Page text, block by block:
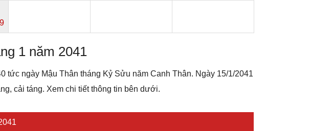
1 năm 2041
ngày Mậu Thân tháng Kỷ Sửu năm Canh Thân. Ngày 15/1/2041
cải táng. Xem chi tiết thông tin bên dưới.